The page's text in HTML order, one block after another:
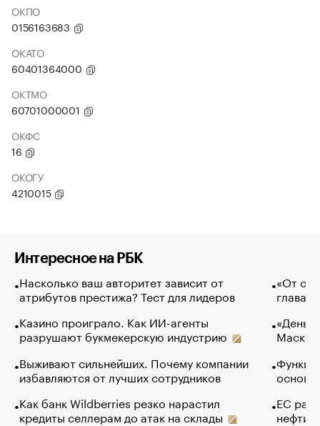
ОКПО
0156163683
ОКАТО
60401364000
ОКТМО
60701000001
ОКФС
16
ОКОГУ
4210015
Интересное на РБК
Насколько ваш авторитет зависит от
атрибутов престижа? Тест для лидеров
Казино проиграло. Как ИИ-агенты
разрушают букмекерскую индустрию
Выживают сильнейших. Почему компании
избавляются от лучших сотрудников
Как банк Wildberries резко нарастил
кредиты селлерам до атак на склады
«От
глава
Маск в
основ
ЕС
нефти